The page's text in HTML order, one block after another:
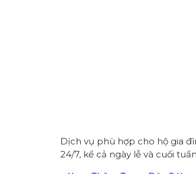
Dịch vụ phù hợp cho hộ gia
24/7, kể cả ngày lễ và cuối